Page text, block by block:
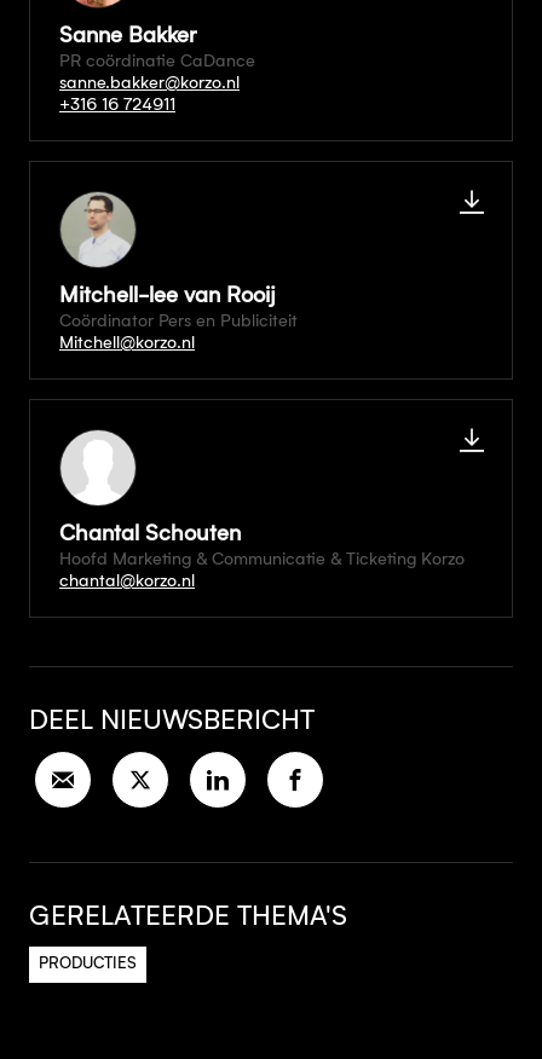
Sanne Bakker
PR coördinatie CaDance
sanne.bakker@korzo.nl
+316 16 724911
Mitchell-lee van Rooij
Coördinator Pers en Publiciteit
Mitchell@korzo.nl
Chantal Schouten
Hoofd Marketing & Communicatie & Ticketing Korzo
chantal@korzo.nl
DEEL NIEUWSBERICHT
GERELATEERDE THEMA'S
PRODUCTIES